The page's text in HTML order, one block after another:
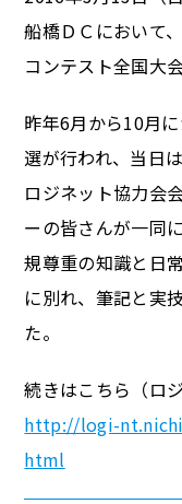
船橋ＤＣにおいて
コンテスト全国大
昨年6月から10月
選が行われ、当日
ロジネット協力会
ーの皆さんが一同
規尊重の知識と日
に別れ、筆記と実
た。
続きはこちら（ロ
http://logi-
html